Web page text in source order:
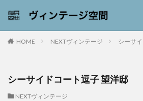
HOME NEXTヴィンテージ シーサ
シーサイドコート逗子 望洋邸
NEXTヴィンテージ